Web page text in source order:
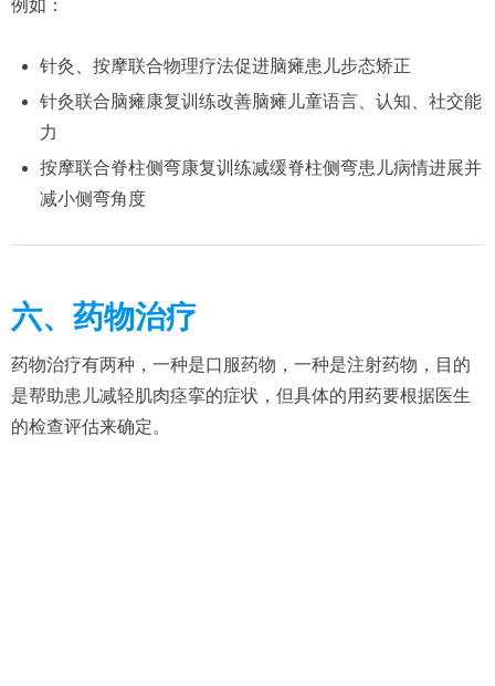
例如：
针灸、按摩联合物理疗法促进脑瘫患儿步态矫正
针灸联合脑瘫康复训练改善脑瘫儿童语言、认知、社交能
力
按摩联合脊柱侧弯康复训练减缓脊柱侧弯患儿病情进展并
减小侧弯角度
六、药物治疗
药物治疗有两种，一种是口服药物，一种是注射药物，目的
是帮助患儿减轻肌肉痉挛的症状，但具体的用药要根据医生
的检查评估来确定。